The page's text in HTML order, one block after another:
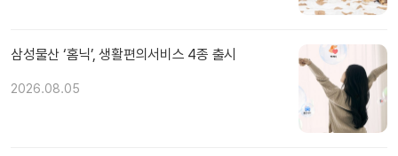
삼성물산 ‘홈닉’, 생활편의서비스 4종 출시
2026.08.05